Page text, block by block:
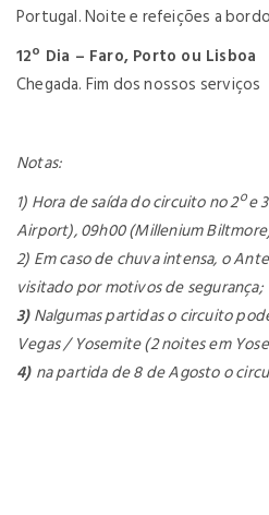
Portugal. Noite e refeições a
12º Dia – Faro, Porto ou Lisboa
Chegada. Fim dos nossos serviços
Notas:
1) Hora de saída do circuito no 2º e
Airport), 09h00 (Millenium
2) Em caso de chuva intensa, o
visitado por motivos de segurança;
3)Nalgumas partidas o circuito
Vegas / Yosemite (2 noites em
4) na partida de 8 de Agosto o